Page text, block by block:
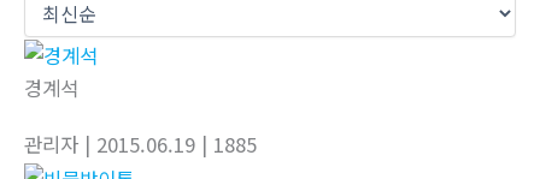
경계석
관리자 | 2015.06.19 | 1885